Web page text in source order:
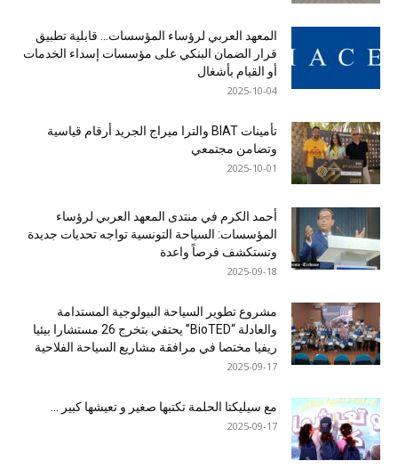
المعهد العربي لرؤساء المؤسسات… قابلية تطبيق
قرار الضمان البنكي على مؤسسات إسداء الخدمات
أو القيام بأشغال
2025-10-04
تأمينات BIAT والترا ميراج الجريد أرقام قياسية
وتضامن مجتمعي
2025-10-01
أحمد الكرم في منتدى المعهد العربي لرؤساء
المؤسسات: السياحة التونسية تواجه تحديات جديدة
وتستكشف فرصاً واعدة
2025-09-18
مشروع تطوير السياحة البيولوجية المستدامة
والعادلة “BioTED” يحتفي بتخرج 26 مستشارا بيئيا
ريفيا مختصا في مرافقة مشاريع السياحة الفلاحية
2025-09-17
مع سيليكتا الحلمة تكتبها صغير و تعيشها كبير …
2025-09-17